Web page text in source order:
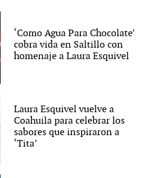
‘Como Agua Para Chocolate’
cobra vida en Saltillo con
homenaje a Laura Esquivel
Laura Esquivel vuelve a
Coahuila para celebrar los
sabores que inspiraron a
‘Tita’